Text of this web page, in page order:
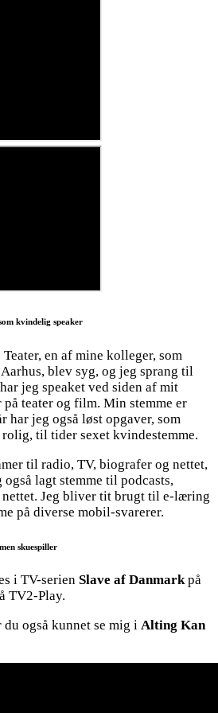
kvindelig speaker
en af mine kolleger, som
blev syg, og jeg sprang til
jeg speaket ved siden af mit
teater og film. Min stemme er
har jeg også løst opgaver, som
til tider sexet kvindestemme.
til radio, TV, biografer og nettet,
også lagt stemme til podcasts,
Jeg bliver tit brugt til e-læring
på diverse mobil-svarerer.
skuespiller
i TV-serien Slave af Danmarkpå
TV2-Play.
du også kunnet se mig i Alting Kan